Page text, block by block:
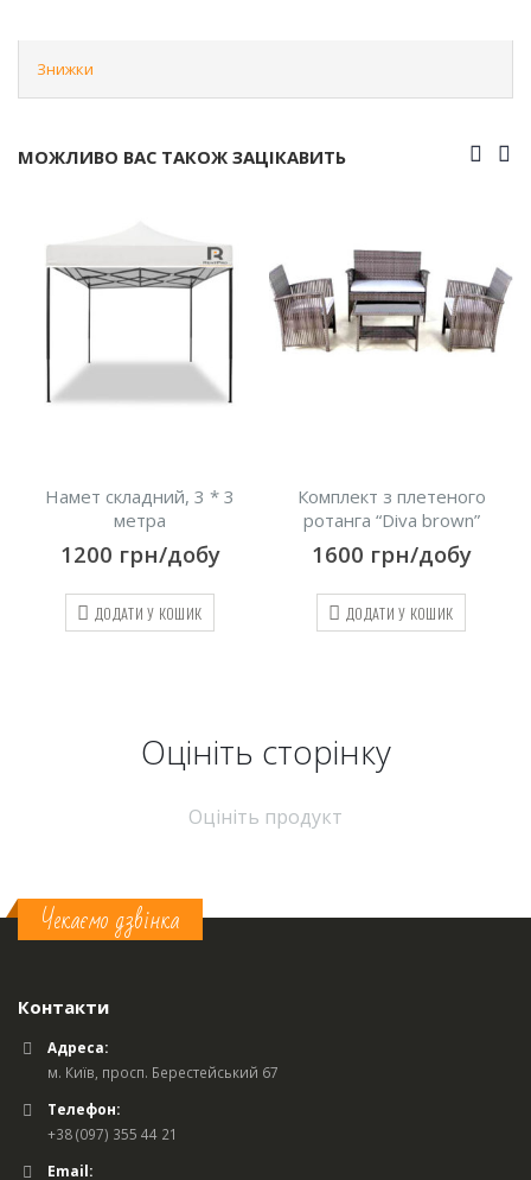
Знижки
МОЖЛИВО ВАС ТАКОЖ ЗАЦІКАВИТЬ
3 * 3
Комплект з плетеного
ротанга “Diva brown”
1600грн/добу
ДОДАТИ У КОШИК
Комплект з
ротанга “Diva
1600грн/
ДОДАТИ У
Оцініть cторінку
Оцініть продукт
Чекаємо дзвінка
Контакти
Адреса:
м. Київ, просп. Берестейський 67
Телефон:
+38 (097) 355 44 21
Email: